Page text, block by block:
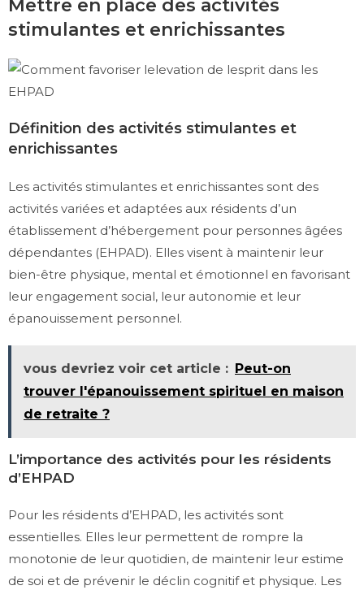
Mettre en place des activités
stimulantes et enrichissantes
Définition des activités stimulantes et
enrichissantes
Les activités stimulantes et enrichissantes sont des
activités variées et adaptées aux résidents d’un
établissement d’hébergement pour personnes âgées
dépendantes (EHPAD). Elles visent à maintenir leur
bien-être physique, mental et émotionnel en favorisant
leur engagement social, leur autonomie et leur
épanouissement personnel.
vous devriez voir cet article : Peut-on
trouver l'épanouissement spirituel en maison
de retraite ?
L’importance des activités pour les résidents
d’EHPAD
Pour les résidents d’EHPAD, les activités sont
essentielles. Elles leur permettent de rompre la
monotonie de leur quotidien, de maintenir leur estime
de soi et de prévenir le déclin cognitif et physique. Les